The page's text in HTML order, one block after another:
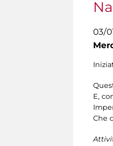
03/
E,
Che